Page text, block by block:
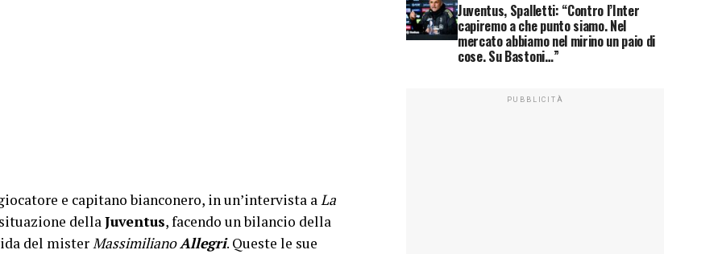
e capitano bianconero, in un’intervista aLa
dellaJuventus, facendo un bilancio della
del misterMassimilianoAllegri. Queste le sue
Juventus, Spalletti: “Contro l’Inter
capiremo a che punto siamo. Nel
mercato abbiamo nel mirino un paio di
cose. Su Bastoni…”
PUBBLICITÀ